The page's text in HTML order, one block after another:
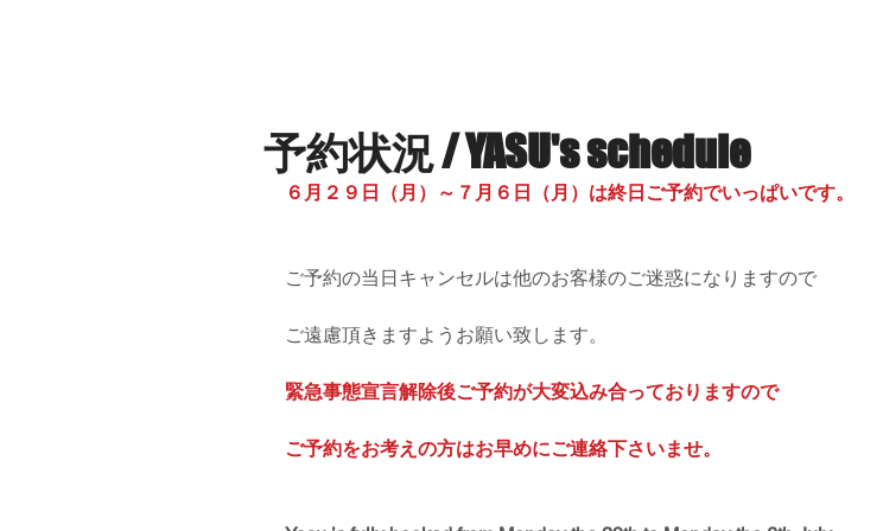
予約状況 / YASU's schedule
６月２９日（月）～７月６日（月）は終日ご予約でいっぱいです。
ご予約の当日キャンセルは他のお客様のご迷惑になりますので
ご遠慮頂きますようお願い致します。
緊急事態宣言解除後ご予約が大変込み合っておりますので
ご予約をお考えの方はお早めにご連絡下さいませ。